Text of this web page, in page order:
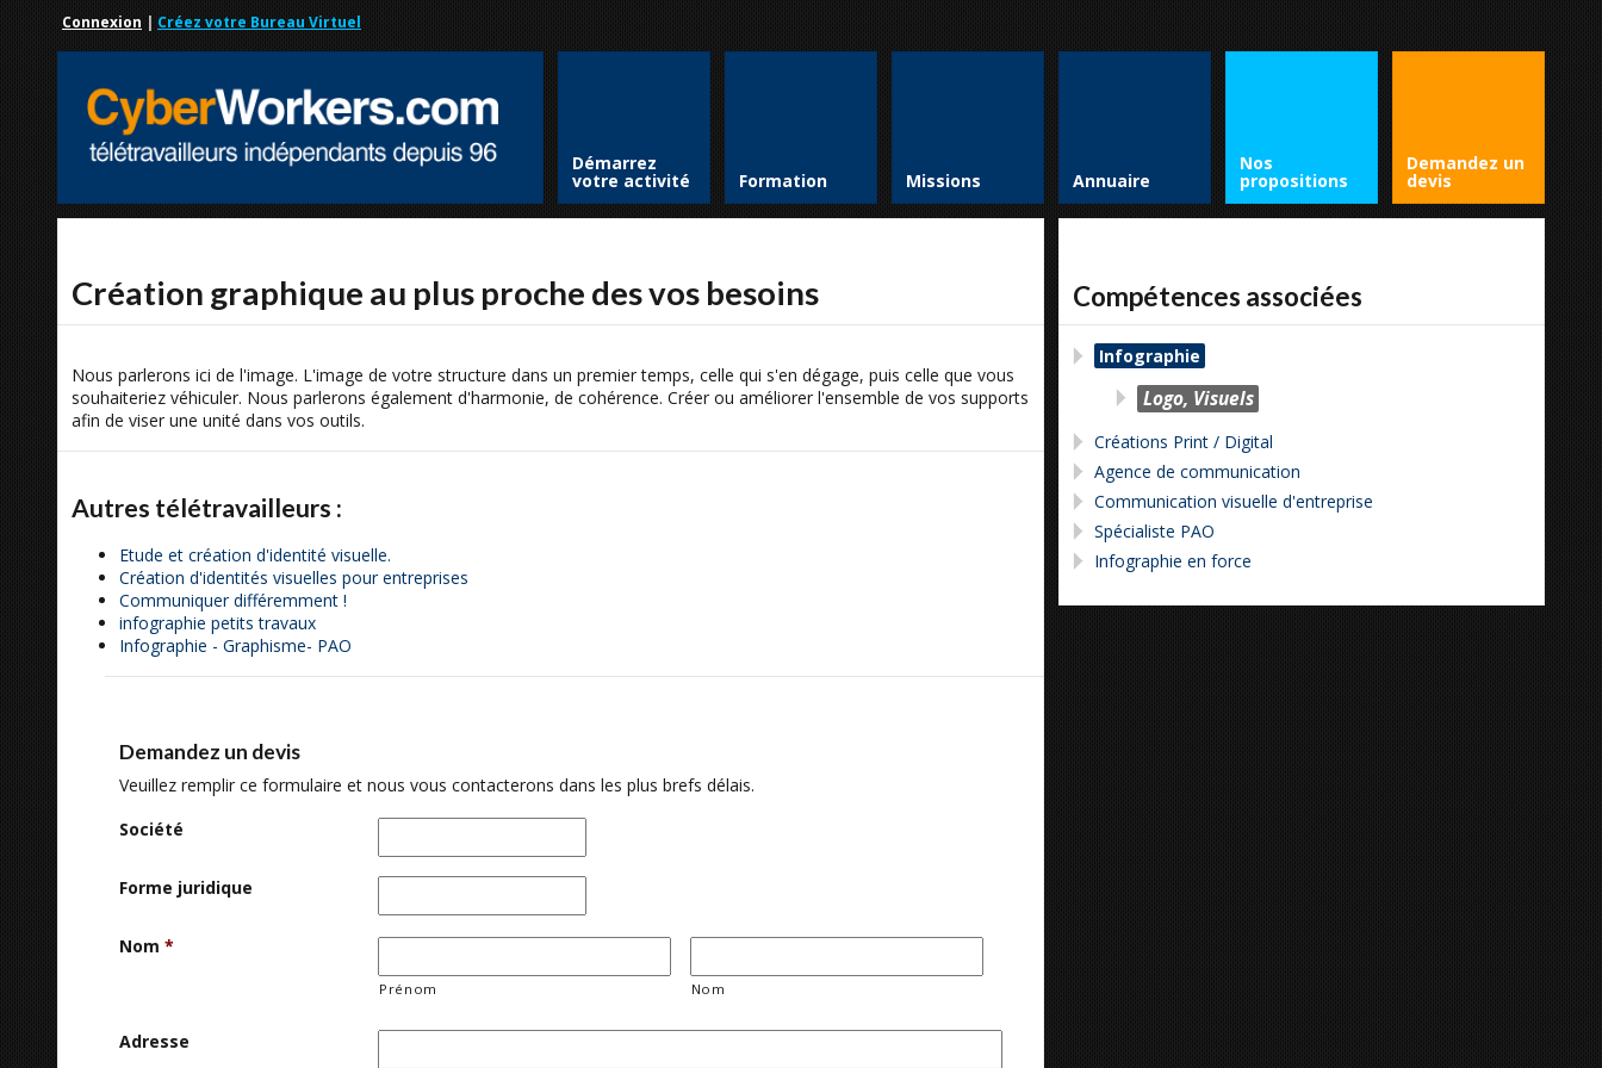
Connexion | Créez votre Bureau Virtuel
Démarrez
votre activité Formation Missions Annuaire
Nos
propositions
Demandez un
devis
Création graphique au plus proche des vos besoins
Nous parlerons ici de l'image. L'image de votre structure dans un premier temps, celle qui s'en dégage, puis celle que vous
souhaiteriez véhiculer. Nous parlerons également d'harmonie, de cohérence. Créer ou améliorer l'ensemble de vos supports
afin de viser une unité dans vos outils.
Autres télétravailleurs :
Etude et création d'identité visuelle.
Création d'identités visuelles pour entreprises
Communiquer différemment !
infographie petits travaux
Infographie - Graphisme- PAO
Demandez un devis
Veuillez remplir ce formulaire et nous vous contacterons dans les plus brefs délais.
Société
Forme juridique
Nom *
Prénom Nom
Adresse
Compétences associées
Infographie
Logo, Visuels
Créations Print / Digital
Agence de communication
Communication visuelle d'entreprise
Spécialiste PAO
Infographie en force